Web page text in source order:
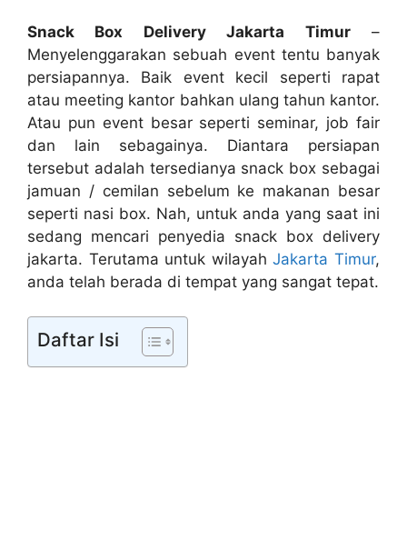
Snack Box Delivery Jakarta Timur–
Menyelenggarakan sebuah event tentu banyak
persiapannya. Baik event kecil seperti rapat
atau meeting kantor bahkan ulang tahun kantor.
Atau pun event besar seperti seminar, job fair
dan lain sebagainya. Diantara persiapan
tersebut adalah tersedianya snack box sebagai
jamuan / cemilan sebelum ke makanan besar
seperti nasi box. Nah, untuk anda yang saat ini
sedang mencari penyedia snack box delivery
jakarta. Terutama untuk wilayahJakarta Timur,
anda telah berada di tempat yang sangat tepat.
Daftar Isi